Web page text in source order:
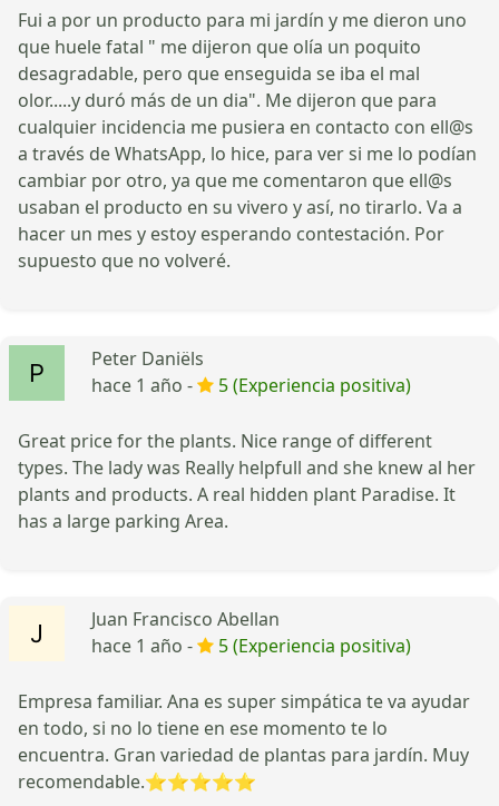
Fui a por un producto para mi jardín y me dieron uno
que huele fatal " me dijeron que olía un poquito
desagradable, pero que enseguida se iba el mal
olor.....y duró más de un dia". Me dijeron que para
cualquier incidencia me pusiera en contacto con ell@s
a través de WhatsApp, lo hice, para ver si me lo podían
cambiar por otro, ya que me comentaron que ell@s
usaban el producto en su vivero y así, no tirarlo. Va a
hacer un mes y estoy esperando contestación. Por
supuesto que no volveré.
Peter Daniëls
hace 1 año -
5 (Experiencia positiva)
Great price for the plants. Nice range of different
types. The lady was Really helpfull and she knew al her
plants and products. A real hidden plant Paradise. It
has a large parking Area.
Juan Francisco Abellan
hace 1 año -
5 (Experiencia positiva)
Empresa familiar. Ana es super simpática te va ayudar
en todo, si no lo tiene en ese momento te lo
encuentra. Gran variedad de plantas para jardín. Muy
recomendable.⭐⭐⭐⭐⭐